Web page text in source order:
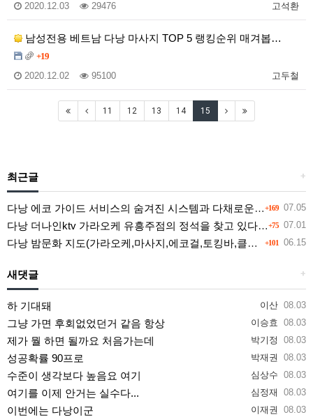
고석환
2020.12.03 29476
남성전용 베트남 다낭 마사지 TOP 5 랭킹순위 매겨봅…
+19
고두철
2020.12.02 95100
11 12 13 14 15
+
최근글
+169 07.05
다낭 에코 가이드 서비스의 숨겨진 시스템과 다채로운 인력 풀의 진실
+75 07.01
다낭 더나인ktv 가라오케 유흥주점의 정석을 찾고 있다면 여기
+101 06.15
다낭 밤문화 지도(가라오케,마사지,에코걸,토킹바,클럽) 유흥별 가격 및 후기공유
+
새댓글
이산 08.03
하 기대돼
이승효 08.03
그냥 가면 후회없었던거 같음 항상
박기정 08.03
제가 뭘 하면 될까요 처음가는데
박재권 08.03
성공확률 90프로
심상수 08.03
수준이 생각보다 높음요 여기
심정재 08.03
여기를 이제 안거는 실수다...
이재권 08.03
이번에는 다낭이군